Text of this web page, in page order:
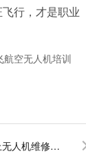
行，才是职业
空无人机培训
文章关键词：深圳中科至上无人机维修培训、无人机维修培训、能飞航空无人机培训